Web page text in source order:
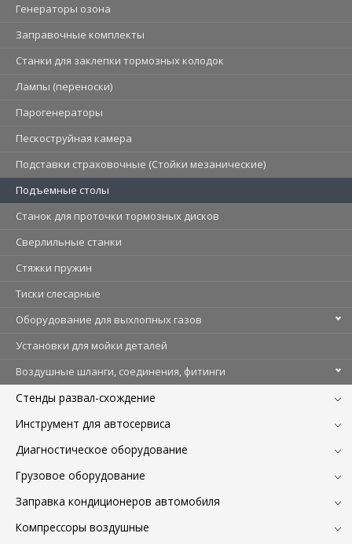
Генераторы озона
Заправочные комплекты
Станки для заклепки тормозных колодок
Лампы (переноски)
Парогенераторы
Пескоструйная камера
Подставки страховочные (Стойки мезанические)
Подъемные столы
Станок для проточки тормозных дисков
Сверлильные станки
Стяжки пружин
Тиски слесарные
Оборудование для выхлопных газов
Установки для мойки деталей
Воздушные шланги, соединения, фитинги
Стенды развал-схождение
Инструмент для автосервиса
Диагностическое оборудование
Грузовое оборудование
Заправка кондиционеров автомобиля
Компрессоры воздушные